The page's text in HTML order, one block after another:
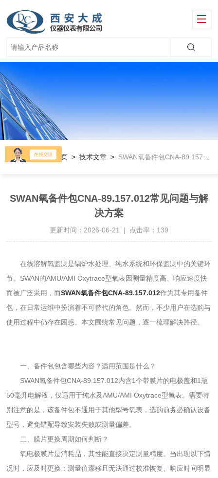
当前位置： 首页 >技术文章 > SWAN氧备件包CNA-89.157.012常见问题与解决方案
SWAN氧备件包CNA-89.157.012常见问题与解
决方案
更新时间：2026-06-21 | 点击率：139
在线溶解氧监测是锅炉水处理、纯水系统和环保监测中的关键环
节。SWAN的AMU/AMI Oxytrace型氧表因测量精度高、响应速度快
而被广泛采用，而SWAN氧备件包CNA-89.157.012作为其专用备件
包，在日常运维中扮演着不可替代的角色。然而，不少用户在选购与
使用过程中仍存在困惑。本文围绕常见问题，逐一梳理解决路径。
一、备件包包含哪些内容？适用范围是什么？
SWAN氧备件包CNA-89.157.012内含1个带膜片的电极盖和1瓶
50毫升电解液，仅适用于纯水及AMU/AMI Oxytrace型氧表。需要特
别注意的是，该备件包不通用于其他型号氧表，选购前务必确认设备
型号，避免错配导致安装失败或测量偏差。
二、膜片更换周期如何判断？
氧电极膜片是消耗品，其性能直接决定测量精度。当出现以下情
况时，应及时更换：测量值漂移且无法通过校准恢复、响应时间明显